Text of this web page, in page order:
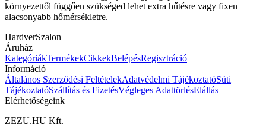
környezettől függően szükséged lehet extra hűtésre vagy fixen
alacsonyabb hőmérsékletre.
HardverSzalon
Áruház
KategóriákTermékekCikkekBelépésRegisztráció
Információ
Általános Szerződési FeltételekAdatvédelmi TájékoztatóSüti
TájékoztatóSzállítás és FizetésVégleges AdattörlésElállás
Elérhetőségeink
ZEZU.HU Kft.